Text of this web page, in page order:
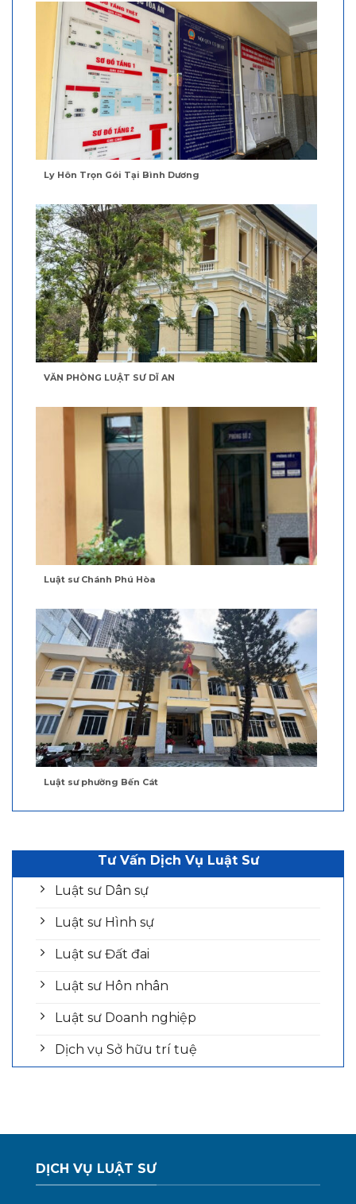
Ly Hôn Trọn Gói Tại Bình Dương
VĂN PHÒNG LUẬT SƯ DĨ AN
Luật sư Chánh Phú Hòa
Luật sư phường Bến Cát
Tư Vấn Dịch Vụ Luật Sư
Luật sư Dân sự
Luật sư Hình sự
Luật sư Đất đai
Luật sư Hôn nhân
Luật sư Doanh nghiệp
Dịch vụ Sở hữu trí tuệ
DỊCH VỤ LUẬT SƯ